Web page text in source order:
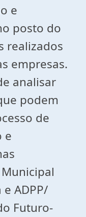
e
posto do
realizados
empresas.
analisar
podem
de
e
ADPP/
Futuro-